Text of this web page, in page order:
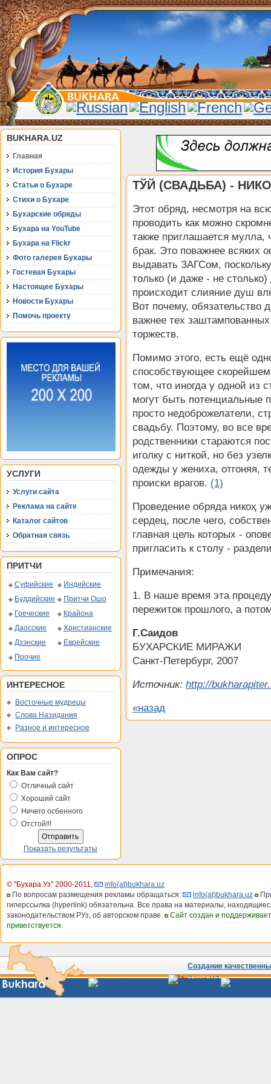
BUKHARA.UZ
Главная
История Бухары
Статьи о Бухаре
Стихи о Бухаре
Бухарские обряды
Бухара на YouTube
Бухара на Flickr
Фото галерея Бухары
Гостевая Бухары
Настоящее Бухары
Новости Бухары
Помочь проекту
УСЛУГИ
Услуги сайта
Реклама на сайте
Каталог сайтов
Обратная связь
ПРИТЧИ
Суфийские
Индийские
Буддийские
Притчи Ошо
Греческие
Крайона
Даосские
Христианские
Дзэнские
Еврейские
Прочие
ИНТЕРЕСНОЕ
Восточные мудрецы
Слова Назидания
Разное и интересное
ОПРОС
Как Вам сайт?
Отличный сайт
Хороший сайт
Ничего осбенного
Отстой!!!
Показать результаты
ТЎЙ (СВАДЬБА) -
Этот обряд, несмотря на
проводить как можно
также приглашается мулла,
брак. Это поважнее всяких
выдавать ЗАГСом,
только (и даже - не
происходит слияние душ
Вот почему,
важнее тех
торжеств.
Помимо этого, есть ещё
способствующее
том, что иногда у одной из
могут быть потенциальные
просто недоброжелатели,
свадьбу. Поэтому, во все
родственники стараются
иголку с ниткой, но без
одежды у жениха, отгоняя,
происки врагов. (1)
Проведение обряда никоҳ
сердец, после чего,
главная цель которых -
пригласить к столу -
Примечания:
1. В наше время эта
пережиток прошлого, а
Г.Саидов
БУХАРСКИЕ МИРАЖИ
Санкт-Петербург, 2007
Источник: http://
«назад
© "Бухара.Уз" 2000-2011,
info(at)bukhara.uz
По вопросам размещения рекламы обращаться:
info(at)bukhara.uz
гиперссылка (hyperlink) обязательна. Все права на материалы,
законодательством РУз, об авторском праве.
Сайт создан и
приветствуется.
Создание
Сайты
Узбекистана